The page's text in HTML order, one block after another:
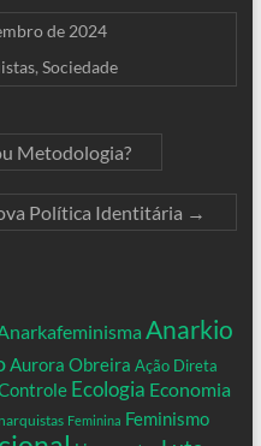
de 2024
, Sociedade
Metodologia?
Política Identitária →
Anarkio
Aurora Obreira Ação Direta
Ecologia Economia
Feminina Feminismo